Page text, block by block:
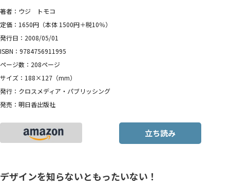
著者：ウジ トモコ
定価：1650円（本体 1500円＋税10％）
発行日：2008/05/01
ISBN：9784756911995
ページ数：208ページ
サイズ：188×127（mm）
発行：クロスメディア・パブリッシング
発売：明日香出版社
立ち読み
デザインを知らないともったいない！